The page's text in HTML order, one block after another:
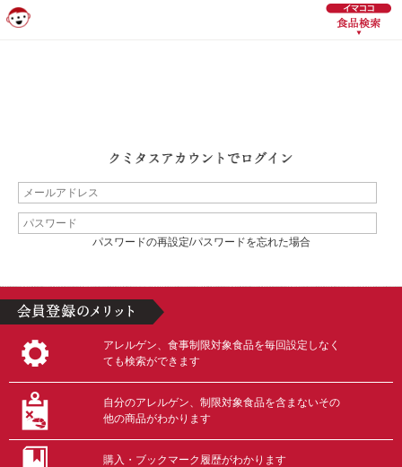
パスワードの再設定/パスワードを忘れた場合
アレルゲン、食事制限対象食品を毎回設定しなく
ても検索ができます
自分のアレルゲン、制限対象食品を含まないその
他の商品がわかります
購入・ブックマーク履歴がわかります